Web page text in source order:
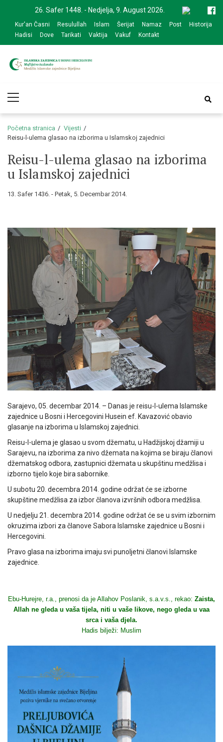
navigation
content
26. Safer 1448. - Nedjelja, 9. August 2026.
Kur'an Časni Resulullah Islam Šerijat Namaz Post
Historija
Hadisi
Dove Tarikati Vaktija Vakuf Kontakt
zajednice Bijeljina
Menu
Početna stranica
Vijesti
Reisu-l-ulema glasao na izborima u Islamskoj zajednici
Reisu-l-ulema glasao na izborima
u Islamskoj zajednici
13. Safer 1436. - Petak, 5. Decembar 2014.
Sarajevo, 05. decembar 2014. – Danas je reisu-l-ulema Islamske
zajednice u Bosni i Hercegovini Husein ef. Kavazović obavio
glasanje na izborima u Islamskoj zajednici.
Reisu-l-ulema je glasao u svom džematu, u Hadžijskoj džamiji u
Sarajevu, na izborima za nivo džemata na kojima se biraju članovi
džematskog odbora, zastupnici džemata u skupštinu medžlisa i
izborno tijelo koje bira sabornike.
U subotu 20. decembra 2014. godine održat će se izborne
skupštine medžlisa za izbor članova izvršnih odbora medžlisa.
U nedjelju 21. decembra 2014. godine održat će se u svim izbornim
okruzima izbori za članove Sabora Islamske zajednice u Bosni i
Hercegovini.
Pravo glasa na izborima imaju svi punoljetni članovi Islamske
zajednice.
Ebu-Hurejre, r.a., prenosi da je Allahov Poslanik, s.a.v.s., rekao: Zaista,
Allah ne gleda u vaša tijela, niti u vaše likove, nego gleda u vaa
srca i vaša djela.
Hadis bilježi: Muslim